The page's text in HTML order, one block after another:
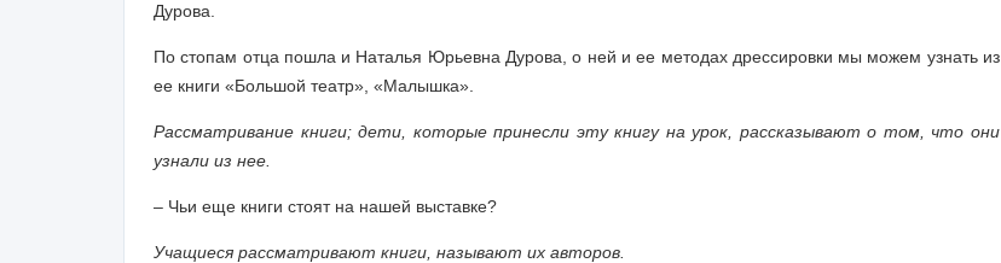
Дурова.
По стопам отца пошла и Наталья Юрьевна Дурова, о ней и ее методах дрессировки мы можем узнать из
ее книги «Большой театр», «Малышка».
Рассматривание книги; дети, которые принесли эту книгу на урок, рассказывают о том, что они
узнали из нее.
– Чьи еще книги стоят на нашей выставке?
Учащиеся рассматривают книги, называют их авторов.